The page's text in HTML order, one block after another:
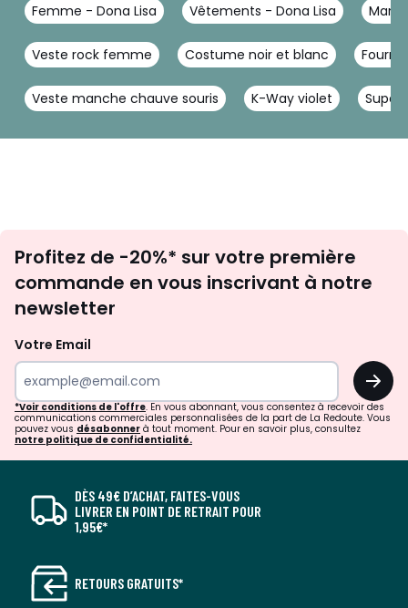
Femme - Dona Lisa Vêtements - Dona Lisa
Veste rock femme Costume noir et blanc
Veste manche chauve souris K-Way violet
newsletter
Profitez de -20%* sur votre première
commande en vous inscrivant à notre
newsletter
Votre Email
OK
*Voir conditions de l'offre. En vous abonnant, vous consentez à recevoir des
communications commerciales personnalisées de la part de La Redoute. Vous
pouvez vous désabonner à tout moment. Pour en savoir plus, consultez
notre politique de confidentialité.
DÈS 49€ D’ACHAT, FAITES-VOUS
LIVRER EN POINT DE RETRAIT POUR
1,95€*
RETOURS GRATUITS*